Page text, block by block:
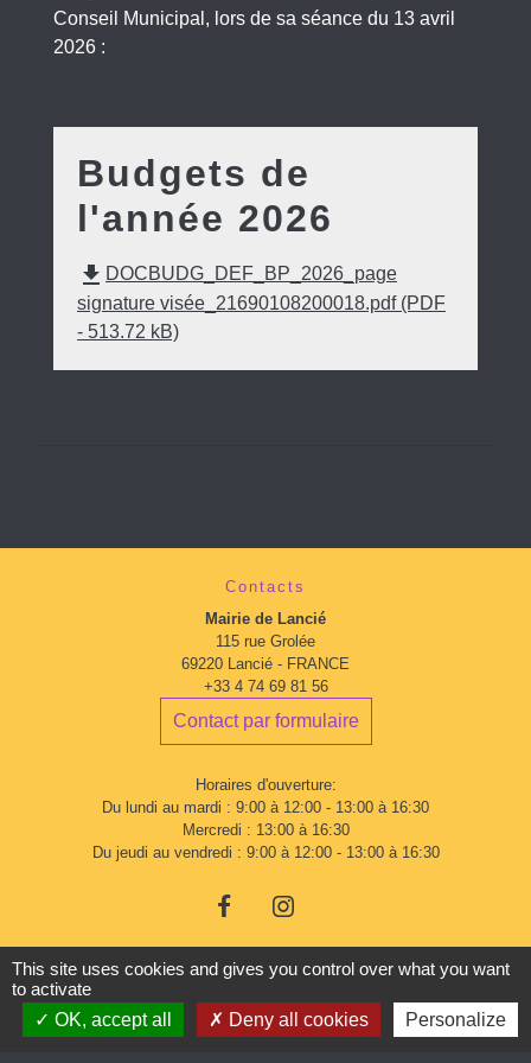
Conseil Municipal, lors de sa séance du 13 avril
2026 :
Budgets de
l'année 2026
file_download DOCBUDG_DEF_BP_2026_page
signature visée_21690108200018.pdf (PDF
- 513.72 kB)
Contacts
Mairie de Lancié
115 rue Grolée
69220 Lancié - FRANCE
+33 4 74 69 81 56
Contact par formulaire
Horaires d'ouverture:
Du lundi au mardi : 9:00 à 12:00 - 13:00 à 16:30
Mercredi : 13:00 à 16:30
Du jeudi au vendredi : 9:00 à 12:00 - 13:00 à 16:30
Mentions légales - Politique de confidentialité -
This site uses cookies and gives you control over what you want
to activate
OK, accept all
Deny all cookies Personalize